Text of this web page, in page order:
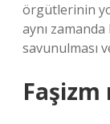
örgütlerinin
aynı zamanda
savunulması
Faşizm